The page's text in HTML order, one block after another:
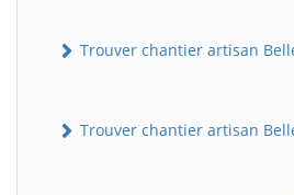
Trouver chantier artisan
Trouver chantier artisan